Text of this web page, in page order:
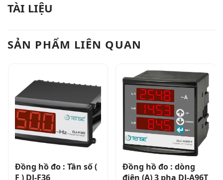
TÀI LIỆU
SẢN PHẨM LIÊN QUAN
Đồng hồ đo : Tần số (
F ) DJ-F36
Đồng hồ đo : dòng
điện (A) 3 pha DJ-A96T